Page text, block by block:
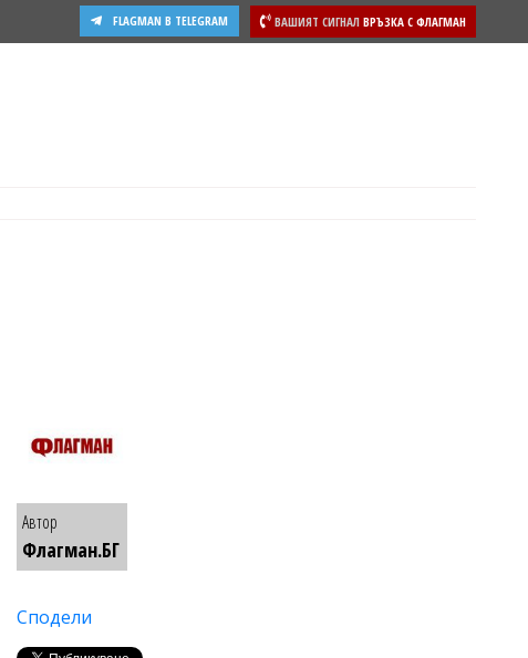
ВАШИЯТ СИГНАЛ ВРЪЗКА С ФЛАГМАН
FLAGMAN В TELEGRAM
Автор
Флагман.БГ
Сподели